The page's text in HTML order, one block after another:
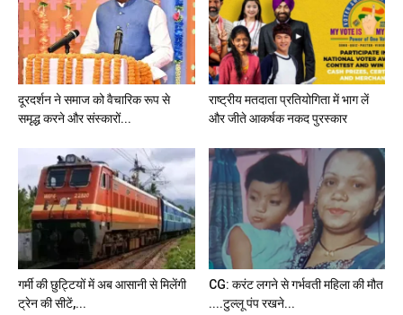
दूरदर्शन ने समाज को वैचारिक रूप से
समृद्ध करने और संस्कारों...
राष्ट्रीय मतदाता प्रतियोगिता में भाग लें
और जीते आकर्षक नकद पुरस्कार
गर्मी की छुट्टियों में अब आसानी से मिलेंगी
ट्रेन की सीटें,...
CG: करंट लगने से गर्भवती महिला की मौत
....टुल्लू पंप रखने...